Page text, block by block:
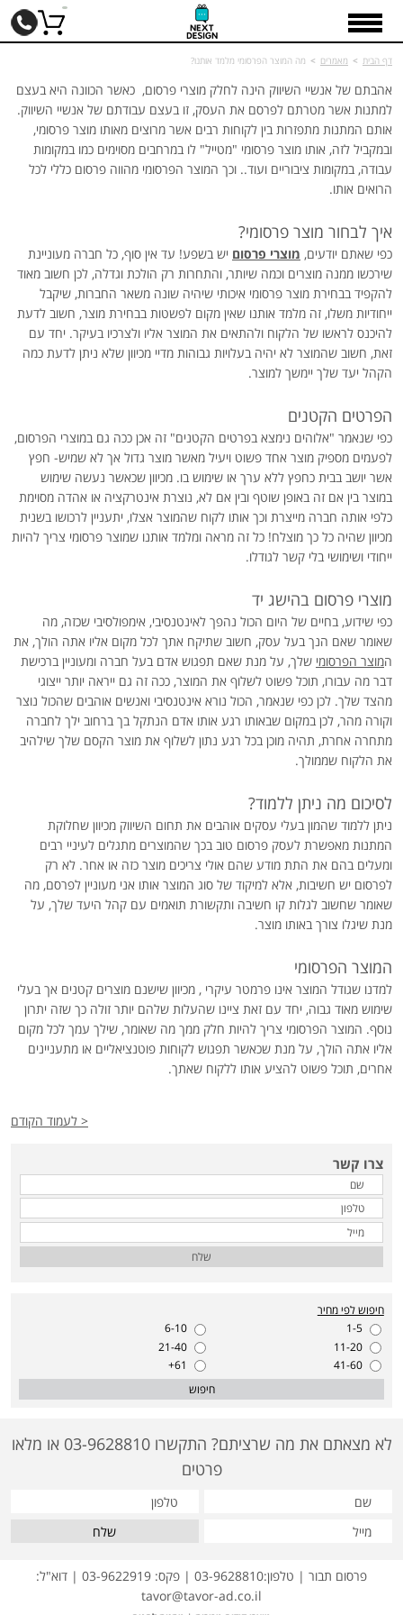
דף הבית > מאמרים > מה המוצר הפרסומי מלמד אותנו?
אהבתם של אנשיי השיווק הינה לחלק מוצרי פרסום, כאשר הכוונה היא בעצם
למתנות אשר מטרתם לפרסם את העסק, זו בעצם עבודתם של אנשיי השיווק.
אותם המתנות מתפזרות בין לקוחות רבים אשר מרוצים מאותו מוצר פרסומי,
ובמקביל לזה, אותו מוצר פרסומי "מטייל" לו במרחבים מסוימים כמו במקומות
עבודה, במקומות ציבוריים ועוד.. וכך המוצר הפרסומי מהווה פרסום כללי לכל
הרואים אותו.
איך לבחור מוצר פרסומי?
כפי שאתם יודעים, מוצרי פרסום יש בשפע! עד אין סוף, כל חברה מעוניינת
שירכשו ממנה מוצרים וכמה שיותר, והתחרות רק הולכת וגדלה, לכן חשוב מאוד
להקפיד בבחירת מוצר פרסומי איכותי שיהיה שונה משאר החברות, שיקבל
ייחודיות משלו, זה מלמד אותנו שאין מקום לפשטות בבחירת מוצר, חשוב לדעת
להיכנס לראשו של הלקוח ולהתאים את המוצר אליו ולצרכיו בעיקר. יחד עם
זאת, חשוב שהמוצר לא יהיה בעלויות גבוהות מדיי מכיוון שלא ניתן לדעת כמה
הקהל יעד שלך יימשך למוצר.
הפרטים הקטנים
כפי שנאמר "אלוהים נימצא בפרטים הקטנים" זה אכן ככה גם במוצרי הפרסום,
לפעמים מספיק מוצר אחד פשוט ויעיל מאשר מוצר גדול אך לא שמיש- חפץ
אשר יושב בבית כחפץ ללא ערך או שימוש בו. מכיוון שכאשר נעשה שימוש
במוצר בין אם זה באופן שוטף ובין אם לא, נוצרת אינטרקציה או אהדה מסוימת
כלפי אותה חברה מייצרת וכך אותו לקוח שהמוצר אצלו, יתעניין לרכושו בשנית
מכיוון שהיה כל כך מוצלח! כל זה מראה ומלמד אותנו שמוצר פרסומי צריך להיות
ייחודי ושימושי בלי קשר לגודלו.
מוצרי פרסום בהישג יד
כפי שידוע, בחיים של היום הכול נהפך לאינטנסיבי, אימפולסיבי שכזה, מה
שאומר שאם הנך בעל עסק, חשוב שתיקח אתך לכל מקום אליו אתה הולך, את
המוצר הפרסומי שלך, על מנת שאם תפגוש אדם בעל חברה ומעוניין ברכישת
דבר מה עבורו, תוכל פשוט לשלוף את המוצר, ככה זה גם ייראה יותר ייצוגי
מהצד שלך. לכן כפי שנאמר, הכול נורא אינטנסיבי ואנשים אוהבים שהכול נוצר
וקורה מהר, לכן במקום שבאותו רגע אותו אדם הנתקל בך ברחוב ילך לחברה
מתחרה אחרת, תהיה מוכן בכל רגע נתון לשלוף את מוצר הקסם שלך שילהיב
את הלקוח שממולך.
לסיכום מה ניתן ללמוד?
ניתן ללמוד שהמון בעלי עסקים אוהבים את תחום השיווק מכיוון שחלוקת
המתנות מאפשרת לעסק פרסום טוב בכך שהמוצרים מתגלים לעיניי רבים
ומעלים בהם את התת מודע שהם אולי צריכים מוצר כזה או אחר. לא רק
לפרסום יש חשיבות, אלא למיקוד של סוג המוצר אותו אני מעוניין לפרסם, מה
שאומר שחשוב לגלות קו חשיבה ותקשורת תואמים עם קהל היעד שלך, על
מנת שיגלו צורך באותו מוצר.
המוצר הפרסומי
למדנו שגודל המוצר אינו פרמטר עיקרי , מכיוון שישנם מוצרים קטנים אך בעלי
שימוש מאוד גבוה, יחד עם זאת ציינו שהעלות שלהם יותר זולה כך שזה יתרון
נוסף. המוצר הפרסומי צריך להיות חלק ממך מה שאומר, שילך עמך לכל מקום
אליו אתה הולך, על מנת שכאשר תפגוש לקוחות פוטנציאליים או מתעניינים
אחרים, תוכל פשוט להציע אותו ללקוח שאתך.
< לעמוד הקודם
צרו קשר
שלח
חיפוש לפי מחיר
1-5
6-10
11-20
21-40
41-60
61+
חיפוש
לא מצאתם את מה שרציתם? התקשרו 03-9628810 או מלאו
פרטים
שלח
פרסום תבור | טלפון:03-9628810 | פקס: 03-9622919 | דוא"ל:
tavor@tavor-ad.co.il